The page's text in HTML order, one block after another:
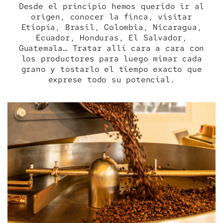
Desde el principio hemos querido ir al
origen, conocer la finca, visitar
Etiopía, Brasil, Colombia, Nicaragua,
Ecuador, Honduras, El Salvador,
Guatemala… Tratar allí cara a cara con
los productores para luego mimar cada
grano y tostarlo el tiempo exacto que
exprese todo su potencial.